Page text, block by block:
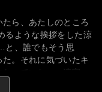
たら、あたしのところ
るような挨拶をした涼
と、誰でもそう思
。それに気づいたキ
なっていた…。涼宮ハ
り広げるSF風味の学